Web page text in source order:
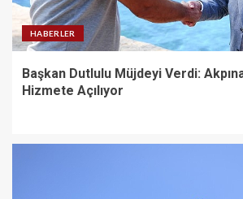
HABERLER
Başkan Dutlulu Müjdeyi Verdi:
Hizmete Açılıyor